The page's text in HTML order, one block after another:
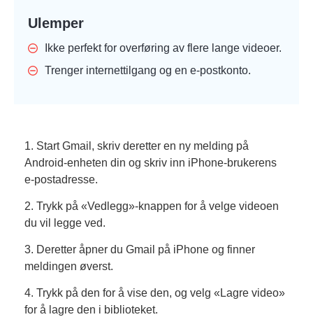
Ulemper
Ikke perfekt for overføring av flere lange videoer.
Trenger internettilgang og en e-postkonto.
1. Start Gmail, skriv deretter en ny melding på
Android-enheten din og skriv inn iPhone-brukerens
e-postadresse.
2. Trykk på «Vedlegg»-knappen for å velge videoen
du vil legge ved.
3. Deretter åpner du Gmail på iPhone og finner
meldingen øverst.
4. Trykk på den for å vise den, og velg «Lagre video»
for å lagre den i biblioteket.